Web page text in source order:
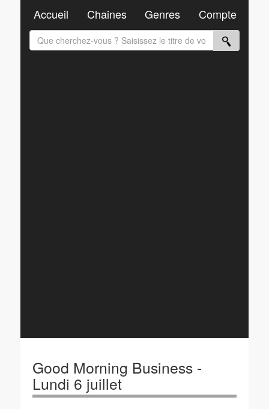
Good Morning Business -
Lundi 6 juillet
Accueil Chaines Genres Compte